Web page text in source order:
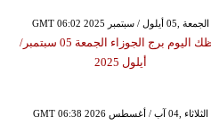
GMT 06:02 2025 الجمعة ,05 أيلول / سبتمبر
حظك اليوم برج الجوزاء الجمعة 05 سبتمبر/
أيلول 2025
GMT 06:38 2026 الثلاثاء ,04 آب / أغسطس